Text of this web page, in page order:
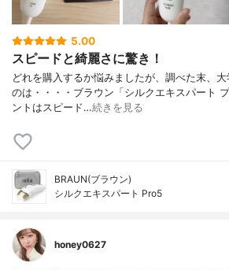
5.00
スピードと綺麗さに驚き！
どれを購入するか悩みましたが、調べた末、
のは・・・・ブラウン「シルクエキスパート
ントはスピード…続きを見る
BRAUN(ブラウン)
シルクエキスパート Pro5
honey0627